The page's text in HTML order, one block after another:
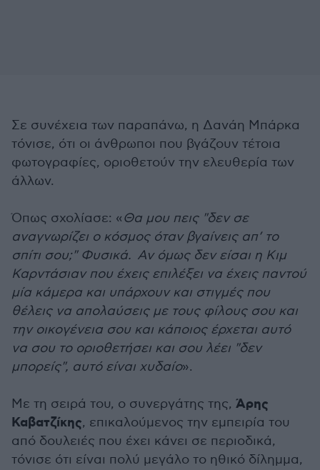
Σε συνέχεια των παραπάνω, η Δανάη Μπάρκα
τόνισε, ότι οι άνθρωποι που βγάζουν τέτοια
φωτογραφίες, οριοθετούν την ελευθερία των
άλλων.
Όπως σχολίασε: «Θα μου πεις "δεν σε
αναγνωρίζει ο κόσμος όταν βγαίνεις απ’ το
σπίτι σου;" Φυσικά. Αν όμως δεν είσαι η Κιμ
Καρντάσιαν που έχεις επιλέξει να έχεις παντού
μία κάμερα και υπάρχουν και στιγμές που
θέλεις να απολαύσεις με τους φίλους σου και
την οικογένεια σου και κάποιος έρχεται αυτό
να σου το οριοθετήσει και σου λέει "δεν
μπορείς", αυτό είναι χυδαίο».
Με τη σειρά του, ο συνεργάτης της, Άρης
Καβατζίκης, επικαλούμενος την εμπειρία του
από δουλειές που έχει κάνει σε περιοδικά,
τόνισε ότι είναι πολύ μεγάλο το ηθικό δίλημμα,